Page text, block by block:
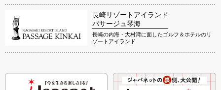
長崎リゾートアイランド
パサージュ琴海
長崎の内海・大村湾に面したゴルフ＆ホテルのリ
ゾートアイランド